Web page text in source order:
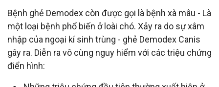
Bệnh ghẻ Demodex còn được gọi là bệnh xà mâu - Là
một loại bệnh phổ biến ở loài chó. Xảy ra do sự xâm
nhập của ngoại kí sinh trùng - ghẻ Demodex Canis
gây ra. Diễn ra vô cùng nguy hiểm với các triệu chứng
điển hình: